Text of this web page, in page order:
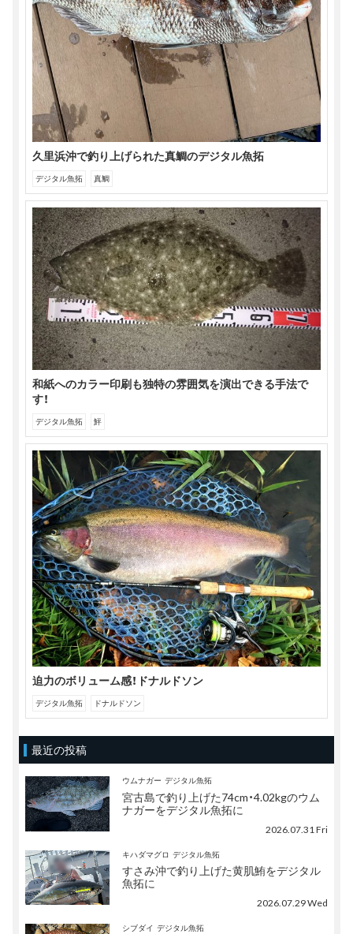
久里浜沖で釣り上げられた真鯛のデジタル魚拓
デジタル魚拓 真鯛
和紙へのカラー印刷も独特の雰囲気を演出できる手法で
す！
デジタル魚拓 鮃
迫力のボリューム感！ドナルドソン
デジタル魚拓 ドナルドソン
最近の投稿
ウムナガー デジタル魚拓
宮古島で釣り上げた74cm・4.02kgのウム
ナガーをデジタル魚拓に
2026.07.31 Fri
キハダマグロ デジタル魚拓
すさみ沖で釣り上げた黄肌鮪をデジタル
魚拓に
2026.07.29 Wed
シブダイ デジタル魚拓